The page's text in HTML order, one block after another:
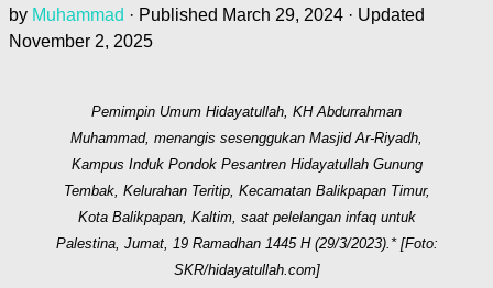
by Muhammad · Published March 29, 2024 · Updated
November 2, 2025
Pemimpin Umum Hidayatullah, KH Abdurrahman
Muhammad, menangis sesenggukan Masjid Ar-Riyadh,
Kampus Induk Pondok Pesantren Hidayatullah Gunung
Tembak, Kelurahan Teritip, Kecamatan Balikpapan Timur,
Kota Balikpapan, Kaltim, saat pelelangan infaq untuk
Palestina, Jumat, 19 Ramadhan 1445 H (29/3/2023).* [Foto:
SKR/hidayatullah.com]